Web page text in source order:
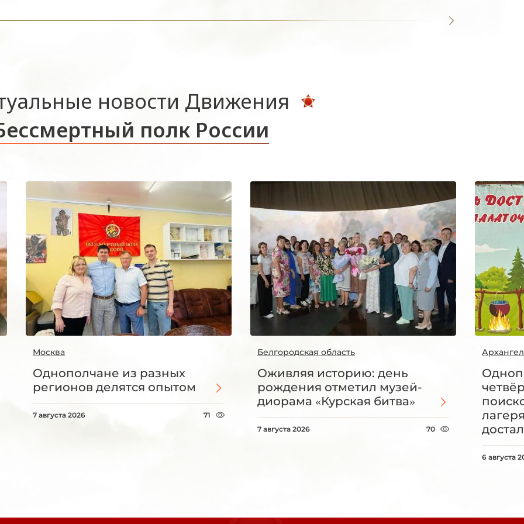
новости Движения
полк России
Москва
Однополчане из разных
регионов делятся опытом
7 августа 2026 71
Белгородская область
Оживляя историю: день
рождения отметил музей-
диорама «Курская битва»
7 августа 2026 70
6 августа